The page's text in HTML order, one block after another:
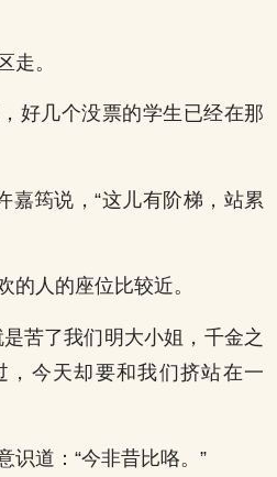
走。
好几个没票的学生已经在那
嘉筠说，“这儿有阶梯，站累
的人的座位比较近。
苦了我们明大小姐，千金之
，今天却要和我们挤站在一
识道：“今非昔比咯。”